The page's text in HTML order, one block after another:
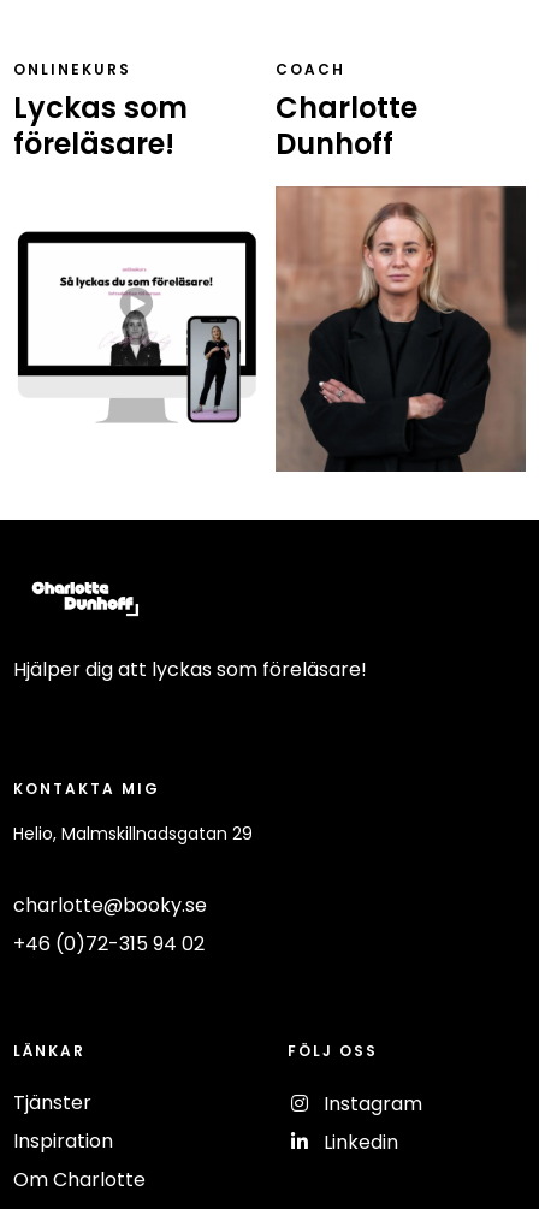
ONLINEKURS
Lyckas som
föreläsare!
COACH
Charlotte
Dunhoff
Hjälper dig att lyckas som föreläsare!
KONTAKTA MIG
Helio, Malmskillnadsgatan 29
charlotte@booky.se
+46 (0)72-315 94 02
LÄNKAR
Tjänster
Inspiration
Om Charlotte
FÖLJ OSS